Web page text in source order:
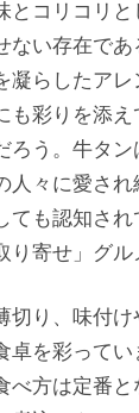
とコリコリ
ない存在で
凝らしたア
も彩りを添
ろう。牛タ
人々に愛さ
ても認知さ
り寄せ」グ
切り、味付
卓を彩って
べ方は定番